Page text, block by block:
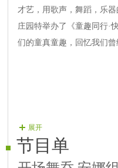
才艺，用歌声，舞蹈，乐
庄园特举办了《童趣同行·
们的童真童趣，回忆我们
展开
节目单